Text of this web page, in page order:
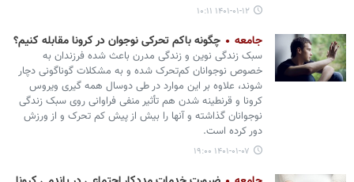
۱۴۰۱-۰۱-۱۲ ۱۰:۱۱
جامعه چگونه باکم تحرکی نوجوان در کرونا مقابله کنیم؟
سبک زندگی نوین و زندگی مدرن باعث شده فرزندان به
خصوص نوجوانان کم‌تحرک شده و به مشکلات گوناگونی دچار
شوند، علاوه بر این موارد در طی دوسال همه گیری ویروس
کرونا و قرنطینه شدن هم تأثیر منفی فراوانی روی سبک زندگی
نوجوانان گذاشته و آنها را بیش از پیش کم تحرک و از ورزش
دور کرده است.
۱۴۰۱-۰۱-۰۷ ۱۹:۰۰